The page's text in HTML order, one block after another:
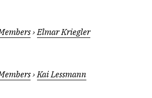
›Elmar Kriegler
›Kai Lessmann